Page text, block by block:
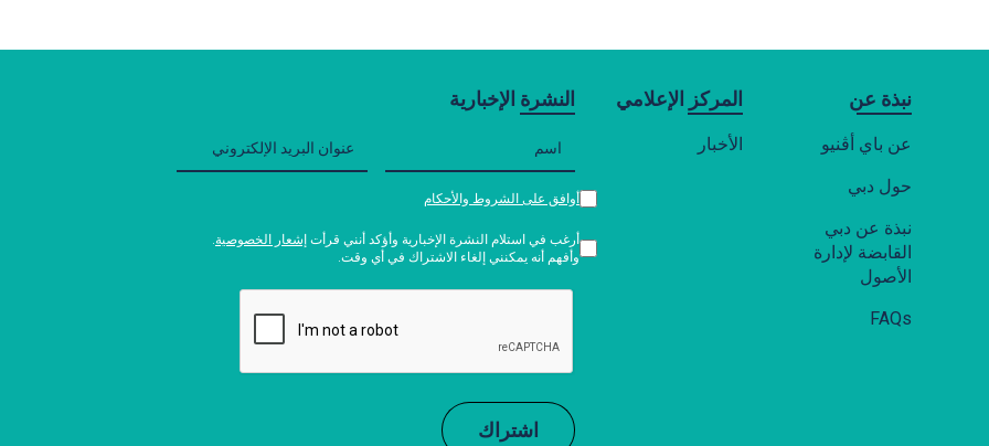
نبذة عن
عن باي أڤنيو
حول دبي
نبذة عن دبي
القابضة لإدارة
الأصول
FAQs
المركز الإعلامي
الأخبار
النشرة الإخبارية
أوافق على الشروط والأحكام
أرغب في استلام النشرة الإخبارية وأؤكد أنني قرأت إشعار الخصوصية.
وأفهم أنه يمكنني إلغاء الاشتراك في أي وقت.